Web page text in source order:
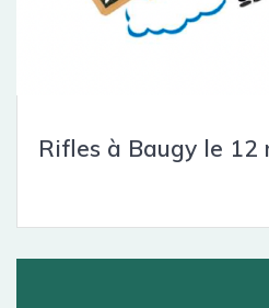
Rifles à Baugy le 12